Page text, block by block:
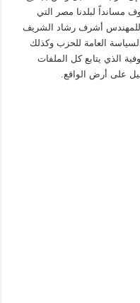
مسانداً لبلدنا مصر التي
للمهندس أشرف رشاد الشريف
العامة للحزب وكذلك
الذي يتابع كل الملفات
على أرض الواقع.